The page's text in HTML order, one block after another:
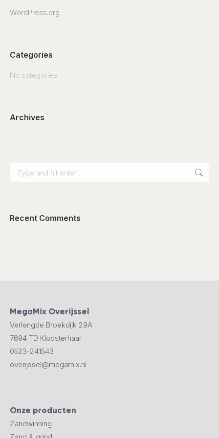
WordPress.org
Categories
No categories
Archives
Search:
Recent Comments
MegaMix Overijssel
Verlengde Broekdijk 29A
7694 TD Kloosterhaar
0523-241543
overijssel@megamix.nl
Onze producten
Zandwinning